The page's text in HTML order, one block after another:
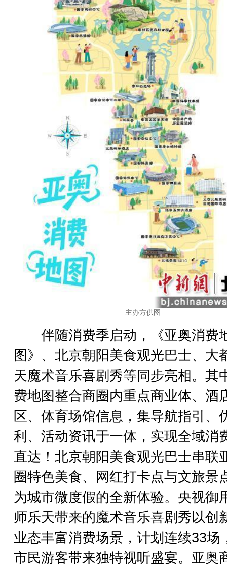
主办方供图
伴随消费季启动，《亚奥消费
图》、北京朝阳美食观光巴士、大
天魔术音乐喜剧秀等同步亮相。其
费地图整合商圈内重点商业体、酒
区、体育场馆信息，集导航指引、
利、活动资讯于一体，实现全域消
直达！北京朝阳美食观光巴士串联
圈特色美食、网红打卡点与文旅景
为城市微度假的全新体验。央视御
师乐天带来的魔术音乐喜剧秀以创
业态丰富消费场景，计划连续33场
市民游客带来独特视听盛宴。亚奥